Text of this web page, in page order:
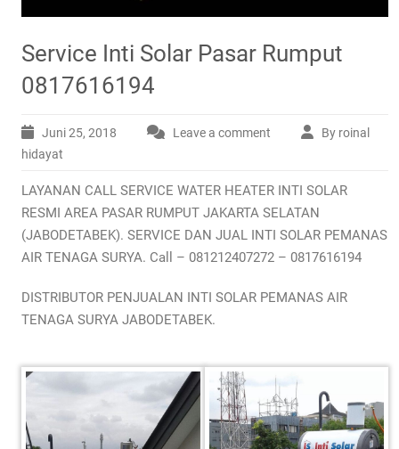
Service Inti Solar Pasar Rumput
0817616194
Juni 25, 2018 Leave a comment
By roinal
hidayat
LAYANAN CALL SERVICE WATER HEATER INTI SOLAR
RESMI AREA PASAR RUMPUT JAKARTA SELATAN
(JABODETABEK). SERVICE DAN JUAL INTI SOLAR PEMANAS
AIR TENAGA SURYA. Call – 081212407272 – 0817616194
DISTRIBUTOR PENJUALAN INTI SOLAR PEMANAS AIR
TENAGA SURYA JABODETABEK.